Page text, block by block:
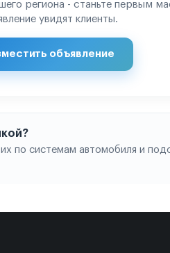
региона - станьте первым
увидят клиенты.
объявление
по системам автомобиля и